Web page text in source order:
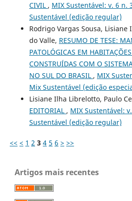
CIVIL , MIX Sustentável: v. 6 n.
Sustentável (edição regular)
Rodrigo Vargas Sousa,
do Valle, RESUMO DE TESE:
PATOLÓGICAS EM
CONSTRUÍDAS COM O
NO SUL DO BRASIL , MIX
Mix Sustentável (edição
Lisiane Ilha Librelotto, Paulo
EDITORIAL , MIX Sustentável:
Sustentável (edição regular)
<< < 1 2 3 4 5 6 > >>
Artigos mais recentes